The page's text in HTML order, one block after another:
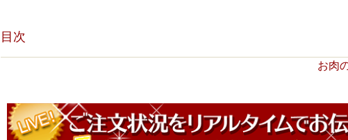
目次
お肉